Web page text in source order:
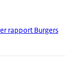
rapport Burgers